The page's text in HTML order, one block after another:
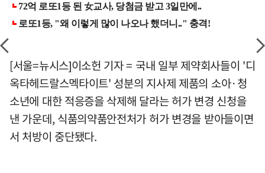
[서울=뉴시스]이소헌 기자 = 국내 일부 제약회사들이 '디
옥타헤드랄스멕타이트' 성분의 지사제 제품의 소아·청
소년에 대한 적응증을 삭제해 달라는 허가 변경 신청을
낸 가운데, 식품의약품안전처가 허가 변경을 받아들이면
서 처방이 중단됐다.